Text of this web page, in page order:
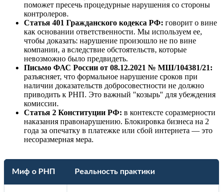
поможет пресечь процедурные нарушения со стороны
контролеров.
Статья 401 Гражданского кодекса РФ: говорит о вине
как основании ответственности. Мы используем ее,
чтобы доказать: нарушение произошло не по вине
компании, а вследствие обстоятельств, которые
невозможно было предвидеть.
Письмо ФАС России от 08.12.2021 № МШ/104381/21:
разъясняет, что формальное нарушение сроков при
наличии доказательств добросовестности не должно
приводить к РНП. Это важный "козырь" для убеждения
комиссии.
Статья 2 Конституции РФ: в контексте соразмерности
наказания правонарушению. Блокировка бизнеса на 2
года за опечатку в платежке или сбой интернета — это
несоразмерная мера.
Миф о РНП Реальность практики